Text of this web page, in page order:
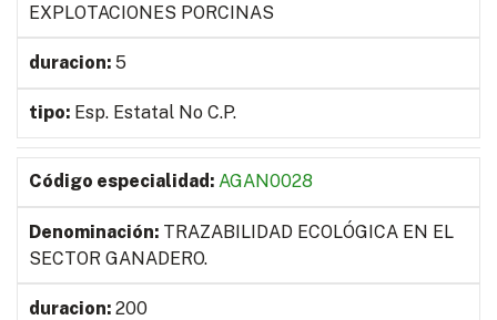
EXPLOTACIONES PORCINAS
5
Esp. Estatal No C.P.
AGAN0028
TRAZABILIDAD ECOLÓGICA EN EL
SECTOR GANADERO.
200